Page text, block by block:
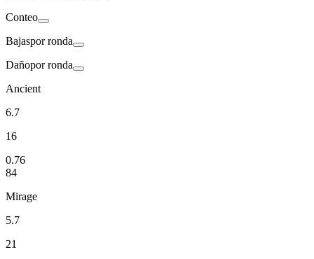
Conteo
Bajaspor ronda
Dañopor ronda
Ancient
6.7
16
0.76
84
Mirage
5.7
21